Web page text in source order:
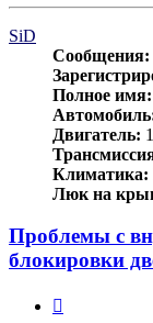
SiD
Сообщения:
Полное имя:
Двигатель:
Климатика:
Люк на
Проблемы с
блокировки